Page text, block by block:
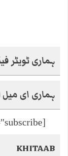
ہماری ٹویٹر
ہماری ای
[contact-form-7 id="225" title="subscribe"]
KHITAAB